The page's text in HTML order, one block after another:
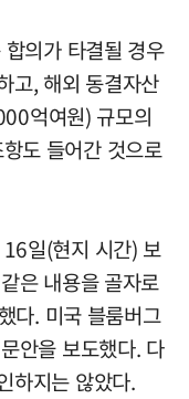
의가 타결될 경우
고, 해외 동결자산
억여원) 규모의
도 들어간 것으로
일(현지 시간) 보
은 내용을 골자로
다. 미국 블룸버그
안을 보도했다. 다
하지는 않았다.